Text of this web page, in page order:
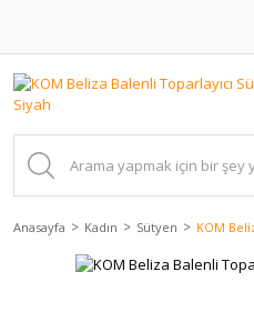
Anasayfa Kadın Sütyen KOM